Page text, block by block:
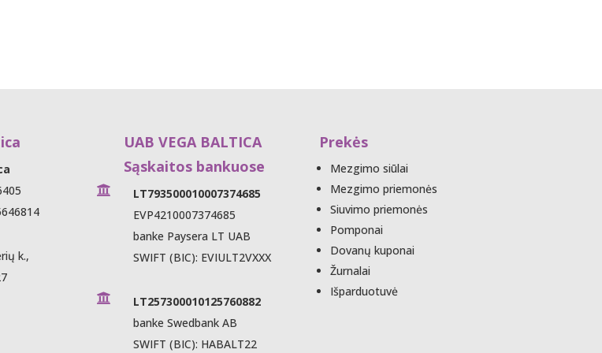
k.,
UAB VEGA BALTICA
Sąskaitos bankuose

LT793500010007374685
EVP4210007374685
banke Paysera LT UAB
SWIFT (BIC): EVIULT2VXXX

LT257300010125760882
banke Swedbank AB
SWIFT (BIC): HABALT22
Prekės
Mezgimo siūlai
Mezgimo priemonės
Siuvimo priemonės
Pomponai
Dovanų kuponai
Žurnalai
Išparduotuvė